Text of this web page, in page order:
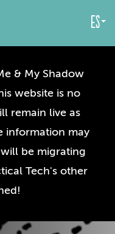
& My Shadow
website is no
remain live as
information may
be migrating
Tech's other
es